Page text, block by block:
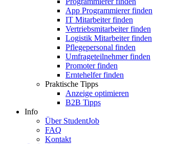
App Programmierer finden
IT Mitarbeiter finden
Vertriebsmitarbeiter finden
Logistik Mitarbeiter finden
Pflegepersonal finden
Umfrageteilnehmer finden
Promoter finden
Erntehelfer finden
Praktische Tipps
Anzeige optimieren
B2B Tipps
Info
Über StudentJob
FAQ
Kontakt